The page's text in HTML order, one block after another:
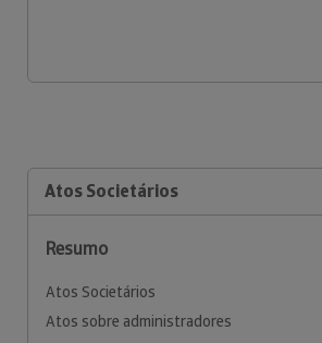
Atos Societários
Resumo
Atos Societários
Atos sobre administradores